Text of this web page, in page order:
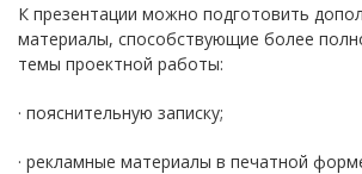
К презентации можно подготовить
материалы, способствующие более
темы проектной работы:
· пояснительную записку;
· рекламные материалы в печатной